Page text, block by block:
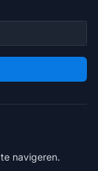
navigeren.